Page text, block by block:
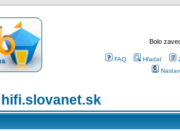
Bolo
FAQ Hľadať